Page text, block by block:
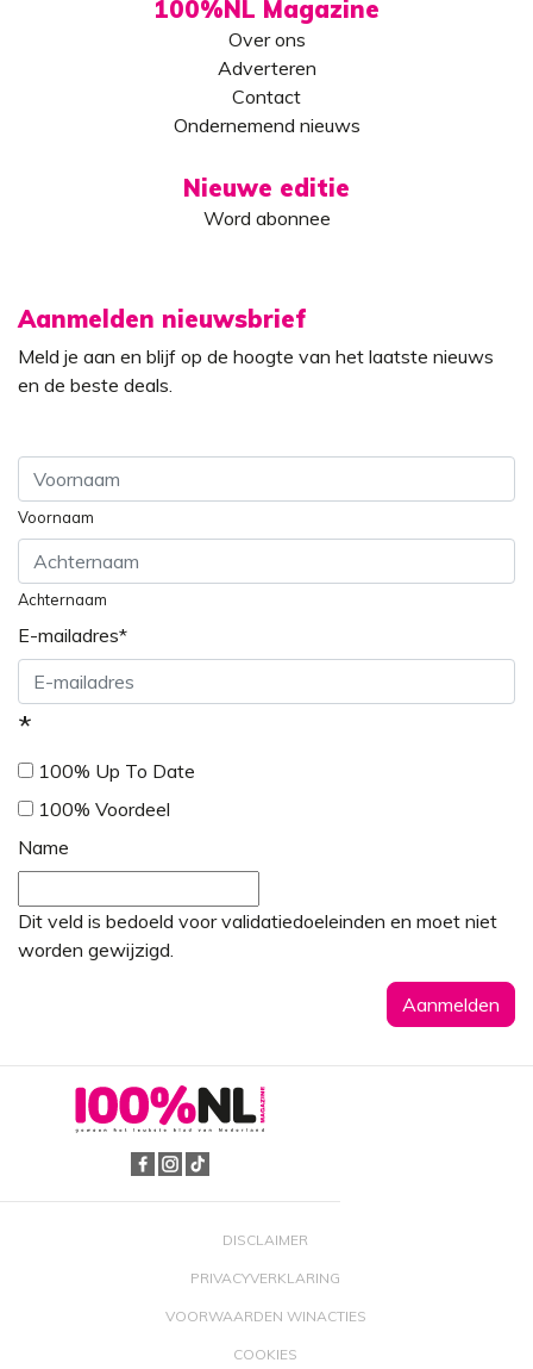
100%NL Magazine
Over ons
Adverteren
Contact
Ondernemend nieuws
Nieuwe editie
Word abonnee
Aanmelden nieuwsbrief
Meld je aan en blijf op de hoogte van het laatste nieuws
en de beste deals.
Voornaam
Achternaam
E-mailadres*
*
100% Up To Date
100% Voordeel
Name
Dit veld is bedoeld voor validatiedoeleinden en moet niet
worden gewijzigd.
DISCLAIMER
PRIVACYVERKLARING
VOORWAARDEN WINACTIES
COOKIES